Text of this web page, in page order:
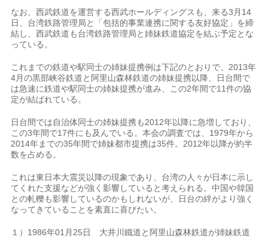
なお、西武鉄道を運営する西武ホールディングスも、来る3月14
日、台湾鉄路管理局と「包括的事業連携に関する友好協定」を締
結し、西武鉄道も台湾鉄路管理局と姉妹鉄道協定を結ぶ予定とな
っている。
これまでの鉄道や駅同士の姉妹提携例は下記のとおりで、2013年
4月の黒部峡谷鉄道と阿里山森林鉄道の姉妹提携以降、日台間で
は急速に鉄道や駅同士の姉妹提携が進み、この2年間で11件の協
定が結ばれている。
日台間では自治体同士の姉妹提携も2012年以降に急増しており、
この3年間で17件にも及んでいる。本会の調査では、1979年から
2014年までの35年間で姉妹都市提携は35件。2012年以降が約半
数を占める。
これは東日本大震災以降の現象であり、台湾の人々が日本に示し
てくれた支援などが強く影響していると考えられる。中国や韓国
との軋轢も影響しているのかもしれないが、日台の絆がより強く
なってきていることを素直に喜びたい。
１）1986年01月25日 大井川鐵道と阿里山森林鉄道が姉妹鉄道